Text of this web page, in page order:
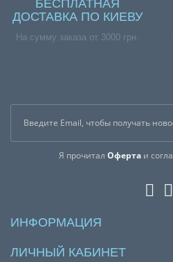
БЕСПЛАТНАЯ
ДОСТАВКА ПО КИЕВУ
На сумму заказа от 3000 грн.
Я прочитал Офертаи
ИНФОРМАЦИЯ
ЛИЧНЫЙ КАБИНЕТ